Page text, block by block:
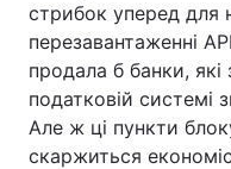
стрибок уперед для
перезавантаженні
продала б банки,
податковій системі
Але ж ці пункти
скаржиться